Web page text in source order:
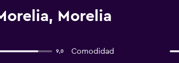
Morelia
9,0 Comodidad